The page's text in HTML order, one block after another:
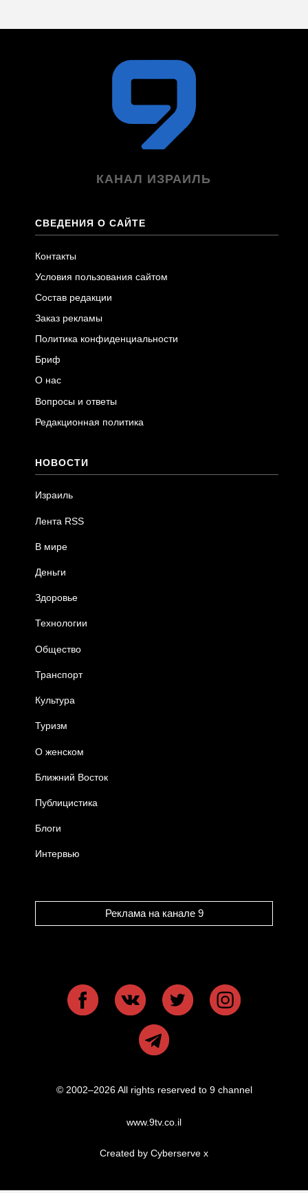
КАНАЛ ИЗРАИЛЬ
СВЕДЕНИЯ О САЙТЕ
Контакты
Условия пользования сайтом
Состав редакции
Заказ рекламы
Политика конфиденциальности
Бриф
О нас
Вопросы и ответы
Редакционная политика
НОВОСТИ
Израиль
Лента RSS
В мире
Деньги
Здоровье
Технологии
Общество
Транспорт
Культура
Туризм
О женском
Ближний Восток
Публицистика
Блоги
Интервью
Реклама на канале 9
© 2002–2026 All rights reserved to 9 channel
www.9tv.co.il
Created by Cyberserve x